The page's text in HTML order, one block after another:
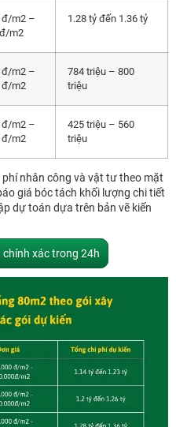
đ/m2 –
m2
1.28 tỷ đến 1.36 tỷ
đ/m2 –
đ/m2
784 triệu – 800
triệu
đ/m2 –
đ/m2
425 triệu – 560
triệu
nhân công và vật tư theo mặt
giá bóc tách khối lượng chi tiết
dự toán dựa trên bản vẽ kiến
chính xác trong 24h